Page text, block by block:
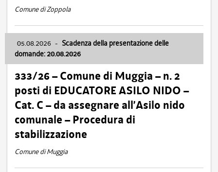
Comune di Zoppola
05.08.2026 - Scadenza della presentazione delle
domande: 20.08.2026
333/26 – Comune di Muggia – n. 2
posti di EDUCATORE ASILO NIDO –
Cat. C – da assegnare all’Asilo nido
comunale – Procedura di
stabilizzazione
Comune di Muggia